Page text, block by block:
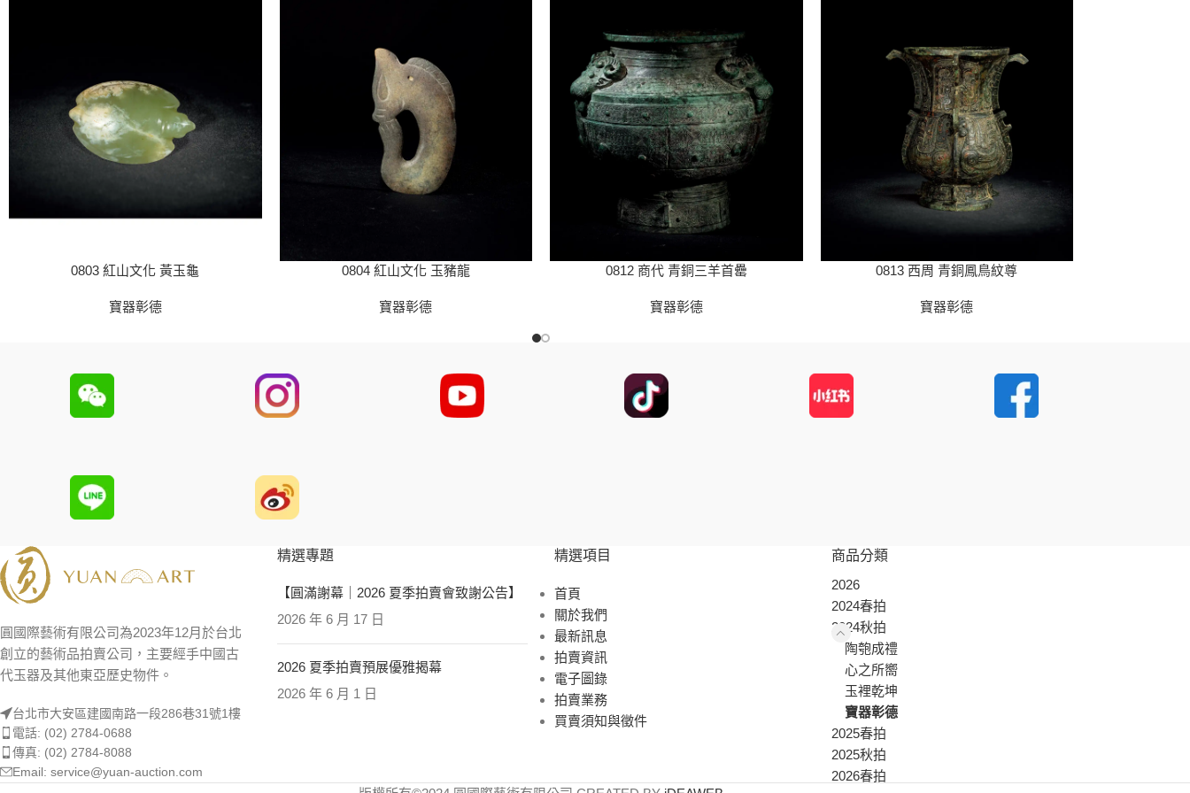
0803 紅山文化 黃玉龜
寶器彰德
0804 紅山文化 玉豬龍
寶器彰德
0812 商代 青銅三羊首罍
寶器彰德
0813 西周 青銅鳳鳥紋尊
寶器彰德
圓國際藝術有限公司為2023年12月於台北
創立的藝術品拍賣公司，主要經手中國古
代玉器及其他東亞歷史物件。
台北市大安區建國南路一段286巷31號1樓
電話: (02) 2784-0688
傳真: (02) 2784-8088
Email: service@yuan-auction.com
精選專題
【圓滿謝幕｜2026 夏季拍賣會致謝公告】
2026 年 6 月 17 日
2026 夏季拍賣預展優雅揭幕
2026 年 6 月 1 日
精選項目
首頁
關於我們
最新訊息
拍賣資訊
電子圖錄
拍賣業務
買賣須知與徵件
商品分類
2026
2024春拍
2024秋拍
陶匏成禮
心之所嚮
玉裡乾坤
寶器彰德
2025春拍
2025秋拍
2026春拍